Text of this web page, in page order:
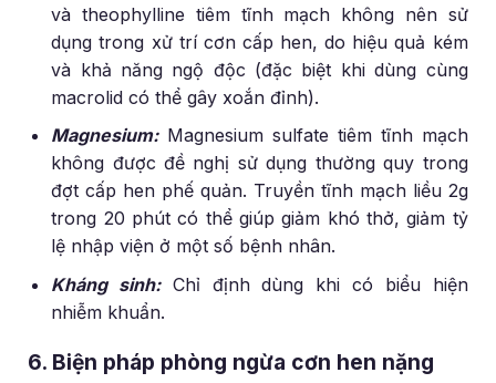
và theophylline tiêm tĩnh mạch không nên sử
dụng trong xử trí cơn cấp hen, do hiệu quả kém
và khả năng ngộ độc (đặc biệt khi dùng cùng
macrolid có thể gây xoắn đỉnh).
Magnesium:Magnesium sulfate tiêm tĩnh mạch
không được đề nghị sử dụng thường quy trong
đợt cấp hen phế quản. Truyền tĩnh mạch liều 2g
trong 20 phút có thể giúp giảm khó thở, giảm tỷ
lệ nhập viện ở một số bệnh nhân.
Kháng sinh:Chỉ định dùng khi có biểu hiện
nhiễm khuẩn.
6. Biện pháp phòng ngừa cơn hen nặng